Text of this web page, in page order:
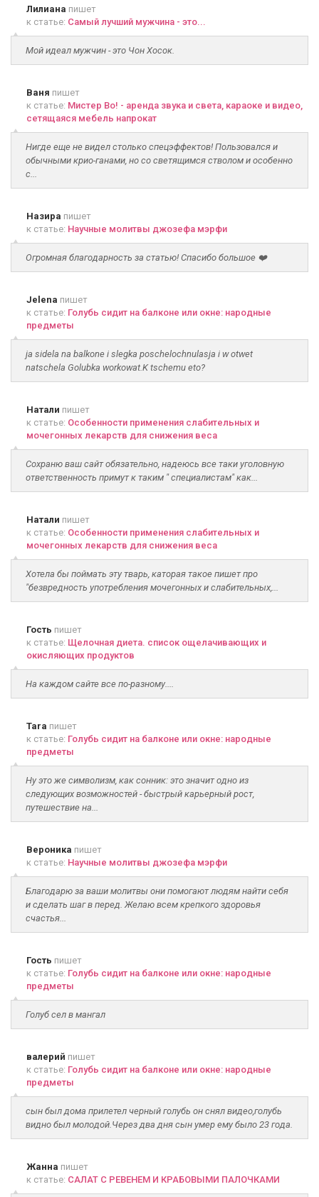
Лилиана пишет
к статье: Самый лучший мужчина - это...
Мой идеал мужчин - это Чон Хосок.
Ваня пишет
к статье: Мистер Во! - аренда звука и света, караоке и видео,
сетящаяся мебель напрокат
Нигде еще не видел столько спецэффектов! Пользовался и
обычными крио-ганами, но со светящимся стволом и особенно
с...
Назира пишет
к статье: Научные молитвы джозефа мэрфи
Огромная благодарность за статью! Спасибо большое ❤️
Jelena пишет
к статье: Голубь сидит на балконе или окне: народные
предметы
ja sidela na balkone i slegka poschelochnulasja i w otwet
natschela Golubka workowat.K tschemu eto?
Натали пишет
к статье: Особенности применения слабительных и
мочегонных лекарств для снижения веса
Сохраню ваш сайт обязательно, надеюсь все таки уголовную
ответственность примут к таким " специалистам" как...
Натали пишет
к статье: Особенности применения слабительных и
мочегонных лекарств для снижения веса
Хотела бы поймать эту тварь, каторая такое пишет про
"безвредность употребления мочегонных и слабительных,...
Гость пишет
к статье: Щелочная диета. список ощелачивающих и
окисляющих продуктов
На каждом сайте все по-разному....
Tara пишет
к статье: Голубь сидит на балконе или окне: народные
предметы
Ну это же символизм, как сонник: это значит одно из
следующих возможностей - быстрый карьерный рост,
путешествие на...
Вероника пишет
к статье: Научные молитвы джозефа мэрфи
Благодарю за ваши молитвы они помогают людям найти себя
и сделать шаг в перед. Желаю всем крепкого здоровья
счастья...
Гость пишет
к статье: Голубь сидит на балконе или окне: народные
предметы
Голуб сел в мангал
валерий пишет
к статье: Голубь сидит на балконе или окне: народные
предметы
сын был дома прилетел черный голубь он снял видео,голубь
видно был молодой.Через два дня сын умер ему было 23 года.
Жанна пишет
к статье: САЛАТ С РЕВЕНЕМ И КРАБОВЫМИ ПАЛОЧКАМИ